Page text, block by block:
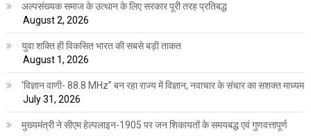
अल्पसंख्यक समाज के उत्थान के लिए सरकार पूरी तरह प्रतिबद्ध
August 2, 2026
युवा शक्ति ही विकसित भारत की सबसे बड़ी ताकत
August 1, 2026
‘विज्ञान वाणी- 88.8 MHz” बन रहा राज्य में विज्ञान, नवाचार के संचार का सशक्त माध्यम
July 31, 2026
मुख्यमंत्री ने सीएम हेल्पलाइन-1905 पर जन शिकायतों के समयबद्ध एवं गुणवत्तापूर्ण